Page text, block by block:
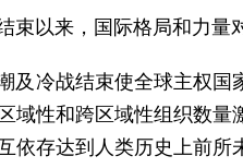
束以来，国际格局和力量
及冷战结束使全球主权
域性和跨区域性组织数
依存达到人类历史上前